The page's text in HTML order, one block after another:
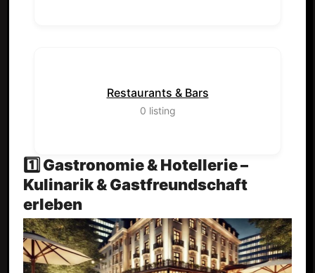
Restaurants & Bars
0 listing
1️⃣ Gastronomie & Hotellerie –
Kulinarik & Gastfreundschaft
erleben